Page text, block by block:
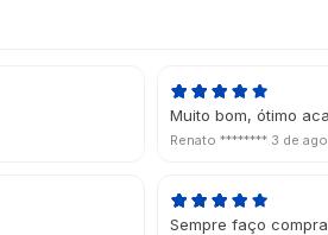
Muito bom, ótimo
Renato ******** 3 de
Sempre faço